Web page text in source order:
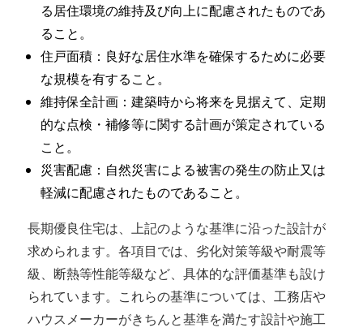
る居住環境の維持及び向上に配慮されたものであ
ること。
住戸面積：良好な居住水準を確保するために必要
な規模を有すること。
維持保全計画：建築時から将来を見据えて、定期
的な点検・補修等に関する計画が策定されている
こと。
災害配慮：自然災害による被害の発生の防止又は
軽減に配慮されたものであること。
長期優良住宅は、上記のような基準に沿った設計が
求められます。各項目では、劣化対策等級や耐震等
級、断熱等性能等級など、具体的な評価基準も設け
られています。これらの基準については、工務店や
ハウスメーカーがきちんと基準を満たす設計や施工